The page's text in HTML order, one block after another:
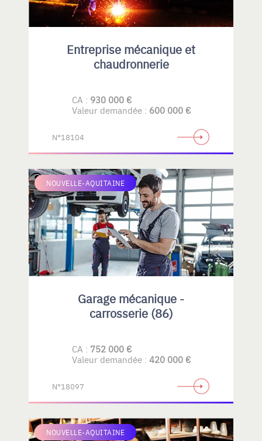
Entreprise mécanique et
chaudronnerie
CA : 930 000 €
Valeur demandée : 600 000 €
N°18104
NOUVELLE-AQUITAINE
Garage mécanique -
carrosserie (86)
CA : 752 000 €
Valeur demandée : 420 000 €
N°18097
NOUVELLE-AQUITAINE